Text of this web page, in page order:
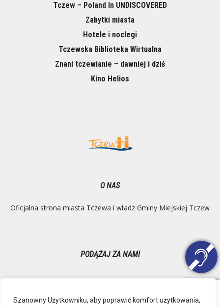
Szanowny Użytkowniku, aby poprawić komfort użytkowania,
Tczew – Poland In UNDISCOVERED
Zabytki miasta
Hotele i noclegi
Tczewska Biblioteka Wirtualna
Znani tczewianie – dawniej i dziś
Kino Helios
O NAS
Oficjalna strona miasta Tczewa i władz Gminy Miejskiej Tczew
PODĄŻAJ ZA NAMI